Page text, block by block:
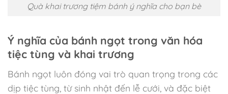
Quà khai trương tiệm bánh ý nghĩa cho bạn bè
Ý nghĩa của bánh ngọt trong văn hóa
tiệc tùng và khai trương
Bánh ngọt luôn đóng vai trò quan trọng trong các
dịp tiệc tùng, từ sinh nhật đến lễ cưới, và đặc biệt